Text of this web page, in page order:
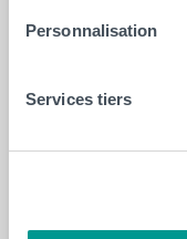
Personnalisation
Services tiers
aux
et actualiser leurs
Le CeREF Santé
proposer 8
compétences…